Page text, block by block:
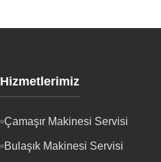
Hizmetlerimiz
Çamaşır Makinesi Servisi
Bulaşık Makinesi Servisi